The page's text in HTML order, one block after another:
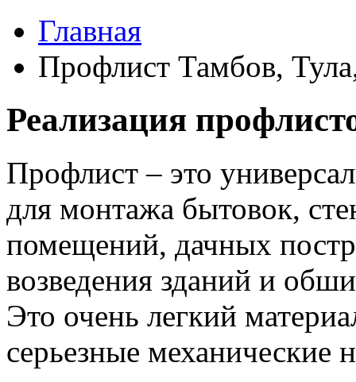
Главная
Профлист Тамбов,
Реализация
Профлист – это
для монтажа бытовок,
помещений, дачных
возведения зданий и
Это очень легкий
серьезные механические